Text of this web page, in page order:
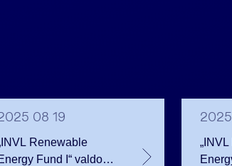
08 19
Renewable
Fund I“ valdoma